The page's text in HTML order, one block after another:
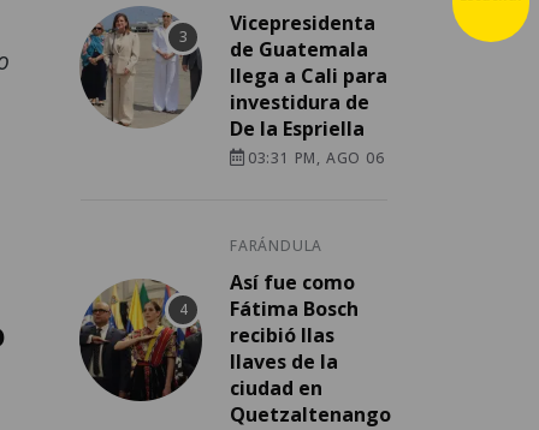
Vicepresidenta
de Guatemala
llega a Cali para
investidura de
De la Espriella
03:31 PM, AGO 06
FARÁNDULA
Así fue como
Fátima Bosch
recibió llas
llaves de la
ciudad en
Quetzaltenango